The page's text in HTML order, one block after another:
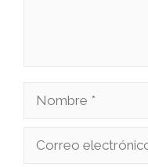
Nombre
Correo